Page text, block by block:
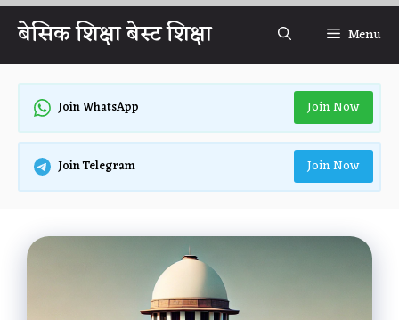
Skip
content
बेसिक शिक्षा बेस्ट शिक्षा Menu
Join WhatsApp Join Now
Join Telegram Join Now